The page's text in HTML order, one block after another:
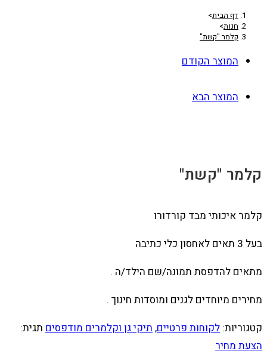
דף הבית>
חנות>
קלמר "קשת"
המוצר הקודם
המוצר הבא
קלמר "קשת"
קלמר איכותי מבד קורדורו
בעל 3 תאים לאחסון כלי כתיבה
מתאים להדפסת תמונה/שם הילד/ה .
מחירים מיוחדים לגנים ומוסדות חינוך .
קטגוריות: לקוחות פרטיים, תיקי גן וקלמרים מודפסים תגית:
הצעת מחיר